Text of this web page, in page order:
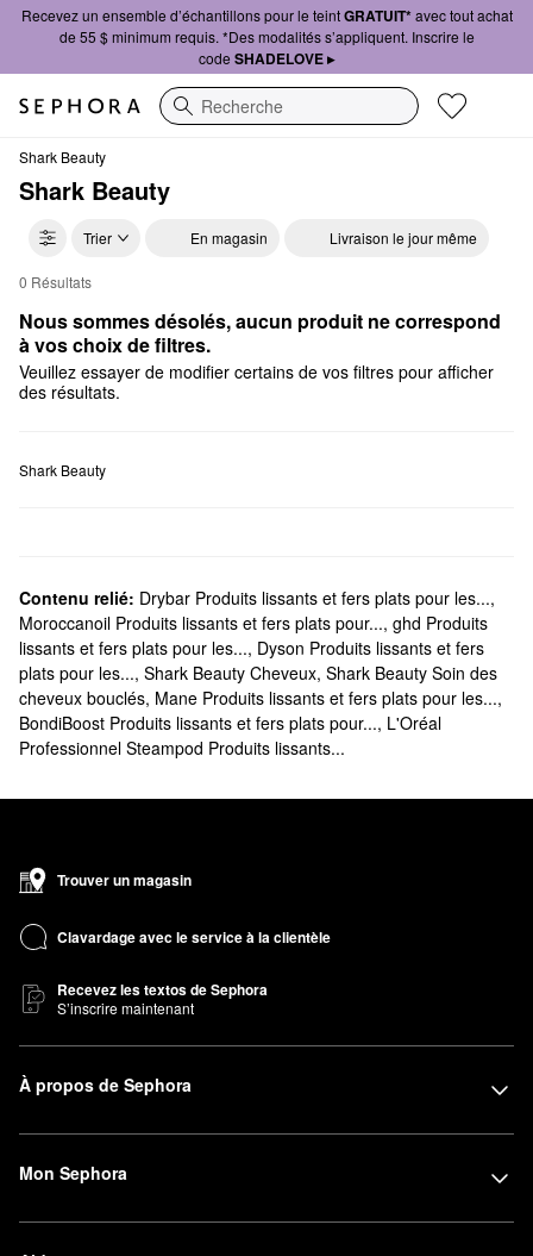
Recevez un ensemble d’échantillons pour le teintGRATUIT*avec tout achat
de 55 $ minimum requis. *Des modalités s’appliquent. Inscrire le
code SHADELOVE ▸
Recherche
Shark Beauty
Shark Beauty
Trier En magasin Livraison le jour même
Shark Beauty Produits lissants et fers plats pour les cheveux
0 Résultats
Nous sommes désolés, aucun produit ne correspond
à vos choix de filtres.
Veuillez essayer de modifier certains de vos filtres pour afficher
des résultats.
Shark Beauty
Contenu relié: Drybar Produits lissants et fers plats pour les...,
Moroccanoil Produits lissants et fers plats pour..., ghd Produits
lissants et fers plats pour les..., Dyson Produits lissants et fers
plats pour les..., Shark Beauty Cheveux, Shark Beauty Soin des
cheveux bouclés, Mane Produits lissants et fers plats pour les...,
BondiBoost Produits lissants et fers plats pour..., L'Oréal
Professionnel Steampod Produits lissants...
Trouver un magasin
Clavardage avec le service à la clientèle
Recevez les textos de Sephora
S’inscrire maintenant
À propos de Sephora
Mon Sephora